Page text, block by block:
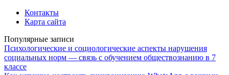
Контакты
Карта сайта
Популярные записи
Психологические и социологические аспекты нарушения
социальных норм — связь с обучением обществознанию в 7
классе